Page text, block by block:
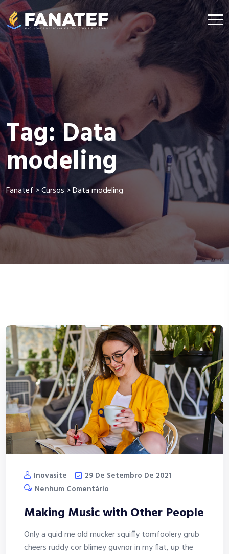
Tag:Data
modeling
Fanatef>Cursos >Data modeling
Inovasite
29 De Setembro De 2021
Nenhum Comentário
Making Music with Other People
Only a quid me old mucker squiffy tomfoolery grub
cheers ruddy cor blimey guvnor in my flat, up the